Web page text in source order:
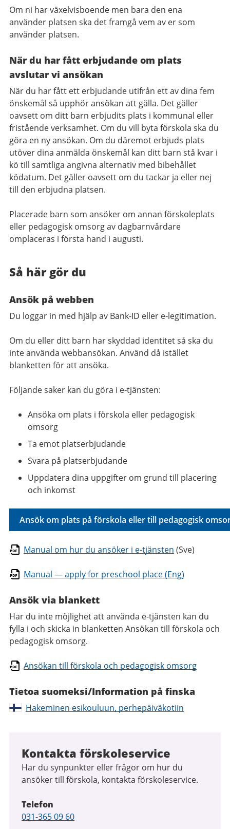
Om ni har växelvisboende men bara den ena
använder platsen ska det framgå vem av er som
använder platsen.
När du har fått erbjudande om plats
avslutar vi ansökan
När du har fått ett erbjudande utifrån ett av dina fem
önskemål så upphör ansökan att gälla. Det gäller
oavsett om ditt barn erbjudits plats i kommunal eller
fristående verksamhet. Om du vill byta förskola ska du
göra en ny ansökan. Om du däremot erbjuds plats
utöver dina anmälda önskemål kan ditt barn stå kvar i
kö till samtliga angivna alternativ med bibehållet
ködatum. Det gäller oavsett om du tackar ja eller nej
till den erbjudna platsen.
Placerade barn som ansöker om annan förskoleplats
eller pedagogisk omsorg av dagbarnvårdare
omplaceras i första hand i augusti.
Så här gör du
Ansök på webben
Du loggar in med hjälp av Bank-ID eller e-legitimation.
Om du eller ditt barn har skyddad identitet så ska du
inte använda webbansökan. Använd då istället
blanketten för att ansöka.
Följande saker kan du göra i e-tjänsten:
Ansöka om plats i förskola eller pedagogisk
omsorg
Ta emot platserbjudande
Svara på platserbjudande
Uppdatera dina uppgifter om grund till placering
och inkomst
Ansök om plats på förskola eller till pedagogisk
Manual om hur du ansöker i e-tjänsten (Sve)
Manual — apply for preschool place (Eng)
Ansök via blankett
Har du inte möjlighet att använda e-tjänsten kan du
fylla i och skicka in blanketten Ansökan till förskola och
pedagogisk omsorg.
Ansökan till förskola och pedagogisk omsorg
Tietoa suomeksi/Information på finska
Hakeminen esikouluun, perhepäiväkotiin
Kontakta förskoleservice
Har du synpunkter eller frågor om hur du
ansöker till förskola, kontakta förskoleservice.
Telefon
Telefon
031-365 09 60